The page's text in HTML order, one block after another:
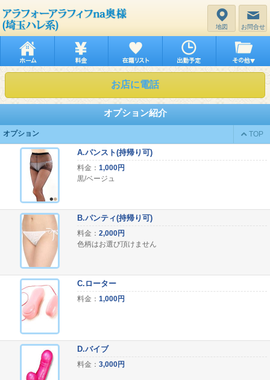
お問合せ
地図
お店に電話
オプション紹介
オプション TOP
A.パンスト(持帰り可)
料金： 1,000円
黒/ベージュ
B.パンティ(持帰り可)
料金： 2,000円
色柄はお選び頂けません
C.ローター
料金： 1,000円
D.バイブ
料金： 3,000円